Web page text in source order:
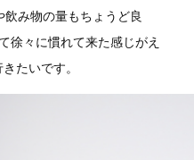
み物の量もちょうど良
徐々に慣れて来た感じがえ
たいです。